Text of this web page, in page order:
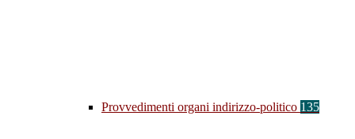
Provvedimenti organi indirizzo-politico 135